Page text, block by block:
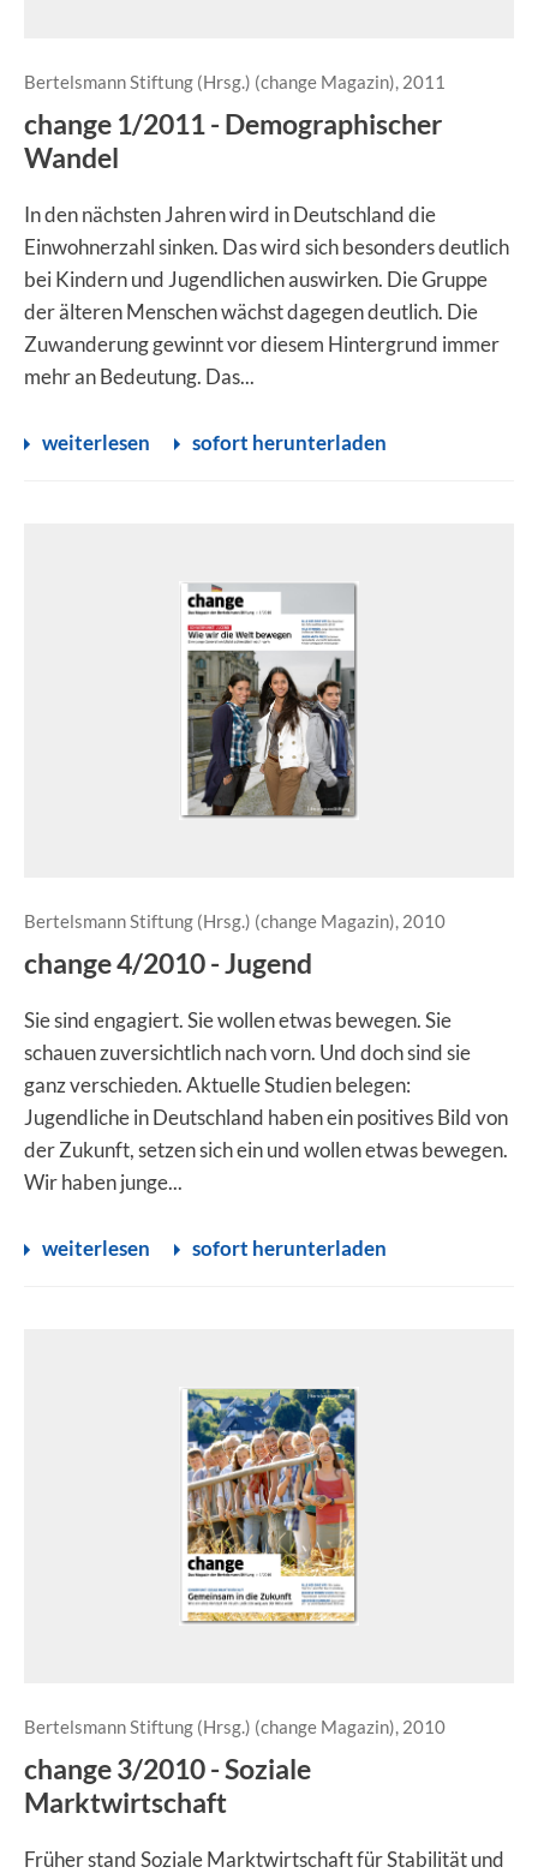
Bertelsmann Stiftung (Hrsg.) (change Magazin), 2011
change 1/2011 - Demographischer
Wandel
In den nächsten Jahren wird in Deutschland die
Einwohnerzahl sinken. Das wird sich besonders deutlich
bei Kindern und Jugendlichen auswirken. Die Gruppe
der älteren Menschen wächst dagegen deutlich. Die
Zuwanderung gewinnt vor diesem Hintergrund immer
mehr an Bedeutung. Das...
weiterlesen sofort herunterladen
Bertelsmann Stiftung (Hrsg.) (change Magazin), 2010
change 4/2010 - Jugend
Sie sind engagiert. Sie wollen etwas bewegen. Sie
schauen zuversichtlich nach vorn. Und doch sind sie
ganz verschieden. Aktuelle Studien belegen:
Jugendliche in Deutschland haben ein positives Bild von
der Zukunft, setzen sich ein und wollen etwas bewegen.
Wir haben junge...
weiterlesen sofort herunterladen
Bertelsmann Stiftung (Hrsg.) (change Magazin), 2010
change 3/2010 - Soziale
Marktwirtschaft
Früher stand Soziale Marktwirtschaft für Stabilität und